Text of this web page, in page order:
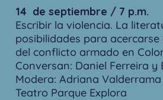
14 de septiembre / 7 p.m.
Escribir la violencia. La
posibilidades para
del conflicto armado en
Conversan: Daniel Ferreira y
Modera: Adriana Valderrama
Teatro Parque Explora